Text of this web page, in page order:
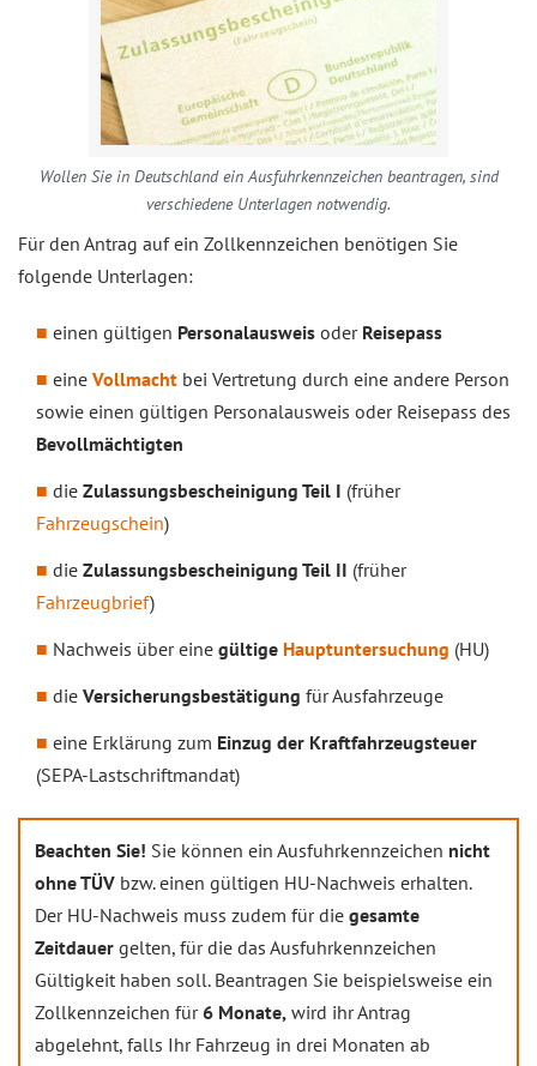
Wollen Sie in Deutschland ein Ausfuhrkennzeichen beantragen, sind
verschiedene Unterlagen notwendig.
Für den Antrag auf ein Zollkennzeichen benötigen Sie
folgende Unterlagen:
einen gültigen Personalausweis oder Reisepass
eine Vollmacht bei Vertretung durch eine andere Person
sowie einen gültigen Personalausweis oder Reisepass des
Bevollmächtigten
die Zulassungsbescheinigung Teil I (früher
Fahrzeugschein)
die Zulassungsbescheinigung Teil II (früher
Fahrzeugbrief)
Nachweis über eine gültige Hauptuntersuchung (HU)
die Versicherungsbestätigung für Ausfahrzeuge
eine Erklärung zum Einzug der Kraftfahrzeugsteuer
(SEPA-Lastschriftmandat)
Beachten Sie! Sie können ein Ausfuhrkennzeichen nicht
ohne TÜV bzw. einen gültigen HU-Nachweis erhalten.
Der HU-Nachweis muss zudem für die gesamte
Zeitdauer gelten, für die das Ausfuhrkennzeichen
Gültigkeit haben soll. Beantragen Sie beispielsweise ein
Zollkennzeichen für6 Monate, wird ihr Antrag
abgelehnt, falls Ihr Fahrzeug in drei Monaten ab